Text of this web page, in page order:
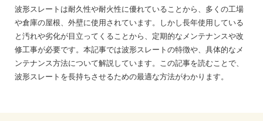
波形スレートは耐久性や耐火性に優れていることから、多くの工場
や倉庫の屋根、外壁に使用されています。しかし長年使用している
と汚れや劣化が目立ってくることから、定期的なメンテナンスや改
修工事が必要です。本記事では波形スレートの特徴や、具体的なメ
ンテナンス方法について解説しています。この記事を読むことで、
波形スレートを長持ちさせるための最適な方法がわかります。